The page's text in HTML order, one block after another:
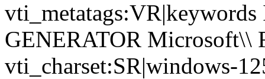
vti_metatags:VR|keywords
GENERATOR Microsoft\\
vti_charset:SR|windows-